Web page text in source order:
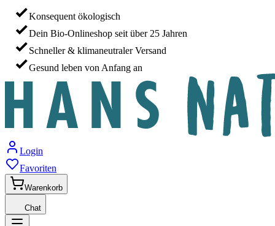
Konsequent ökologisch
Dein Bio-Onlineshop seit über 25 Jahren
Schneller & klimaneutraler Versand
Gesund leben von Anfang an
Login
Favoriten
Warenkorb
Chat